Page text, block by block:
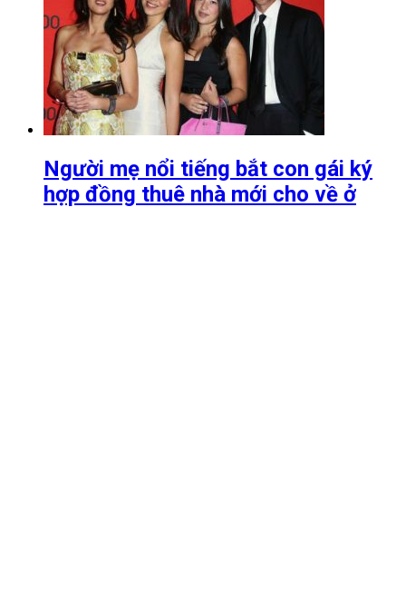
Người mẹ nổi tiếng bắt con gái ký
hợp đồng thuê nhà mới cho về ở